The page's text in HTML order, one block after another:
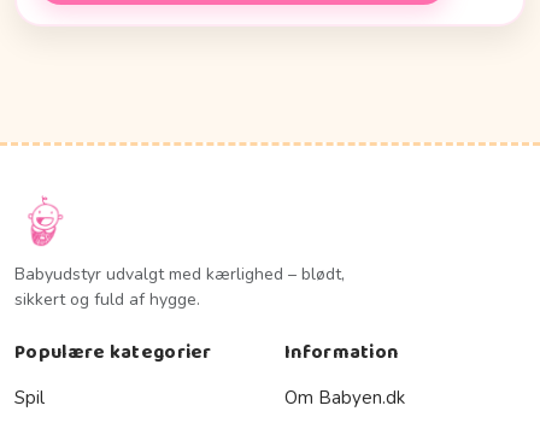
Babyudstyr udvalgt med kærlighed – blødt,
sikkert og fuld af hygge.
Populære kategorier
Spil
Information
Om Babyen.dk